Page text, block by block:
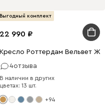
Светло-серый
Выгодный комплект
22 990
Кресло Роттердам Вельвет
4отзыва
В наличии в других
цветах: 13 шт.
+94